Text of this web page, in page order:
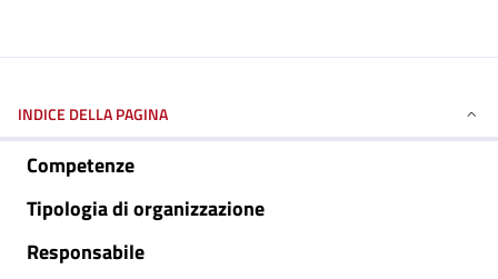
INDICE DELLA PAGINA
Competenze
Tipologia di organizzazione
Responsabile